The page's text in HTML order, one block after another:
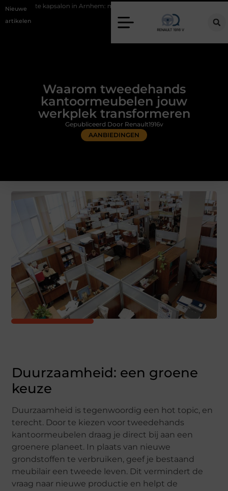
Nieuwe
artikelen
in Arnhem: meer dan alleen een knipbeurt
Waarom tweedehands
kantoormeubelen jouw
werkplek transformeren
AANBIEDINGEN
Gepubliceerd Door Renault1916v
Duurzaamheid: een groene
keuze
Duurzaamheid is tegenwoordig een hot topic, en
terecht. Door te kiezen voor tweedehands
kantoormeubelen draag je direct bij aan een
groenere planeet. In plaats van nieuwe
grondstoffen te verbruiken, geef je bestaand
meubilair een tweede leven. Dit vermindert de
vraag naar nieuwe productie en helpt de